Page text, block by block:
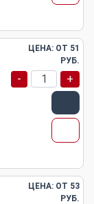
ЦЕНА: ОТ 51
РУБ.
- +
ЦЕНА: ОТ 53
РУБ.